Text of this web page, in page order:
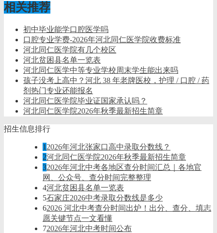
相关推荐
初中毕业能学口腔医学吗
口腔专业学费-2026年河北同仁医学院收费标准
河北同仁医学院有几个校区
河北贫困县名单一览表
河北同仁医学中等专业学校周末学生能出来吗
孩子没考上高中？河北 38 年老牌医校，护理 / 口腔 / 药
剂热门专业还能报名
河北同仁医学院毕业证国家承认吗？
河北同仁医学院2026年秋季最新招生简章
招生信息排行
1 2026年河北张家口高中录取分数线？
2河北同仁医学院2026年秋季最新招生简章
32026年河北中考各地区查分时间汇总｜各地官
网、公众号、查分时间完整整理
4河北贫困县名单一览表
5石家庄2026中考录取分数线是多少
62026 河北中考查分时间出炉！出分、查分、填志
愿关键节点一文看懂
72026年河北中考时间公布